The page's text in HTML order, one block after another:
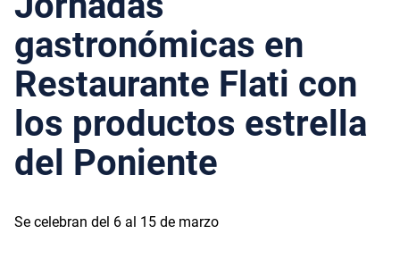
gastronómicas en
Restaurante Flati con
los productos estrella
del Poniente
Se celebran del 6 al 15 de marzo